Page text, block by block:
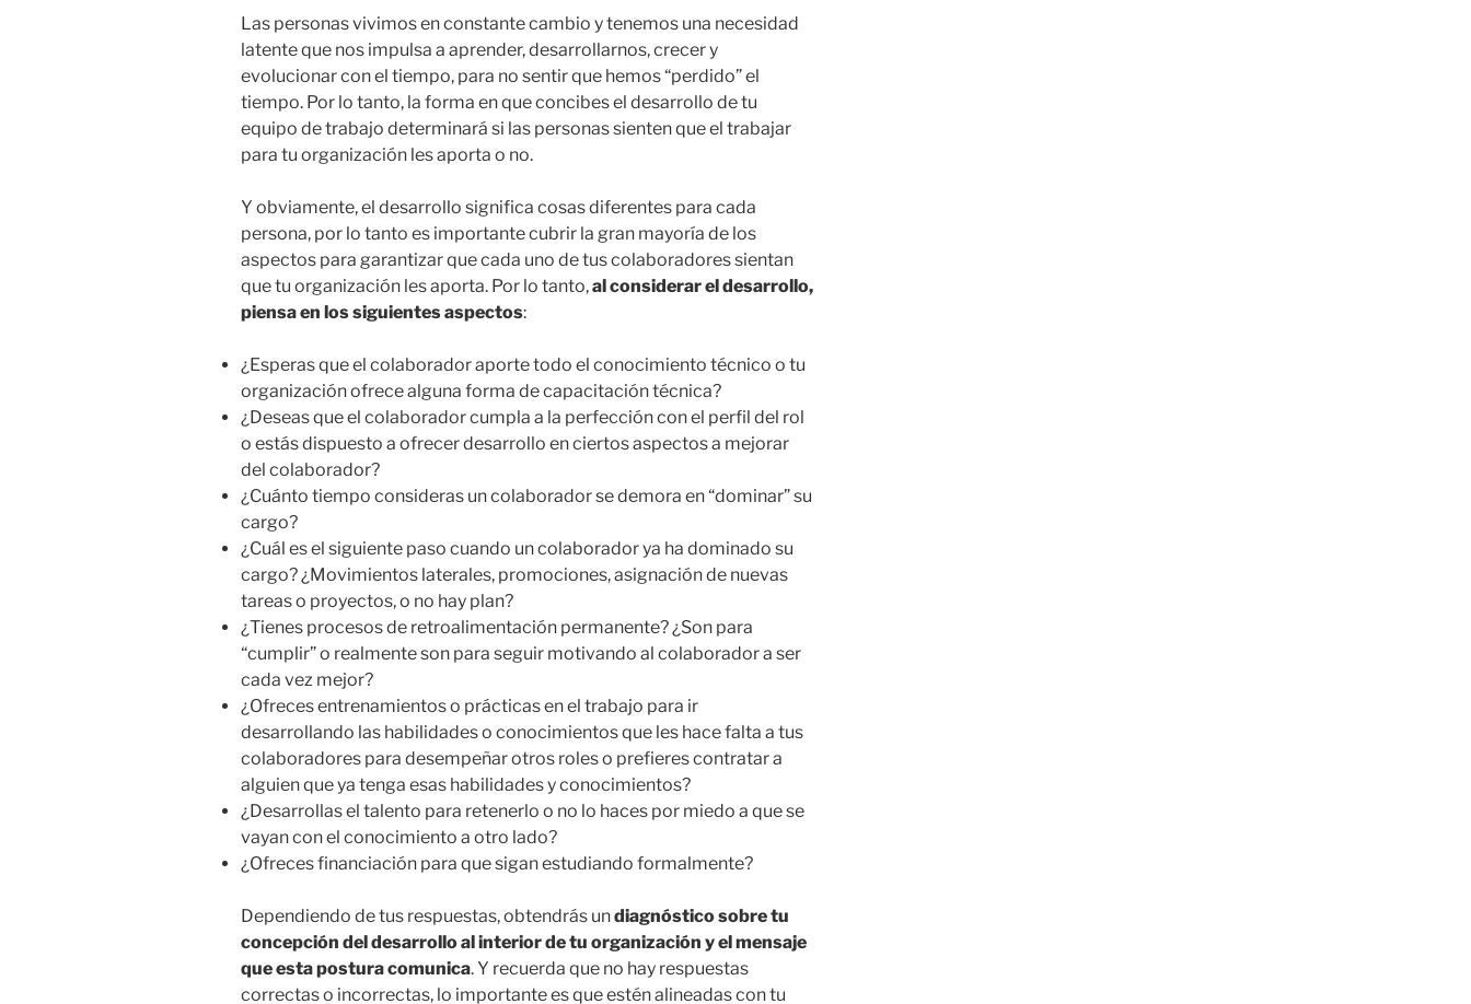
Las personas vivimos en constante cambio y tenemos una necesidad
latente que nos impulsa a aprender, desarrollarnos, crecer y
evolucionar con el tiempo, para no sentir que hemos “perdido” el
tiempo. Por lo tanto, la forma en que concibes el desarrollo de tu
equipo de trabajo determinará si las personas sienten que el trabajar
para tu organización les aporta o no.
Y obviamente, el desarrollo significa cosas diferentes para cada
persona, por lo tanto es importante cubrir la gran mayoría de los
aspectos para garantizar que cada uno de tus colaboradores sientan
que tu organización les aporta. Por lo tanto,al considerar el desarrollo,
piensa en los siguientes aspectos:
¿Esperas que el colaborador aporte todo el conocimiento técnico o tu
organización ofrece alguna forma de capacitación técnica?
¿Deseas que el colaborador cumpla a la perfección con el perfil del rol
o estás dispuesto a ofrecer desarrollo en ciertos aspectos a mejorar
del colaborador?
¿Cuánto tiempo consideras un colaborador se demora en “dominar” su
cargo?
¿Cuál es el siguiente paso cuando un colaborador ya ha dominado su
cargo? ¿Movimientos laterales, promociones, asignación de nuevas
tareas o proyectos, o no hay plan?
¿Tienes procesos de retroalimentación permanente? ¿Son para
“cumplir” o realmente son para seguir motivando al colaborador a ser
cada vez mejor?
¿Ofreces entrenamientos o prácticas en el trabajo para ir
desarrollando las habilidades o conocimientos que les hace falta a tus
colaboradores para desempeñar otros roles o prefieres contratar a
alguien que ya tenga esas habilidades y conocimientos?
¿Desarrollas el talento para retenerlo o no lo haces por miedo a que se
vayan con el conocimiento a otro lado?
¿Ofreces financiación para que sigan estudiando formalmente?
Dependiendo de tus respuestas, obtendrás undiagnóstico sobre tu
concepción del desarrollo al interior de tu organización y el mensaje
que esta postura comunica. Y recuerda que no hay respuestas
correctas o incorrectas, lo importante es que estén alineadas con tu